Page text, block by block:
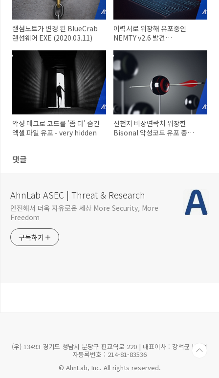
랜섬노트가 변경 된 BlueCrab
랜섬웨어 EXE (2020.03.11)
이력서로 위장해 유포중인
NEMTY v2.6 발견
악성 매크로 코드를 '좀 더' 숨긴
엑셀 파일 유포 - very hidden
신천지 비상연락처 위장한
Bisonal 악성코드 유포 중
댓글
AhnLab ASEC | Threat & Research
안전해서 더욱 자유로운 세상 More Security, More
Freedom
구독하기
(우) 13493 경기도 성남시 분당구 판교역로 220 | 대표이사 : 강석균 | 사업
자등록번호 : 214-81-83536
© AhnLab, Inc. All rights reserved.